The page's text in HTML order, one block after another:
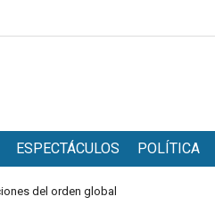
ESPECTÁCULOS POLÍTICA
del orden global